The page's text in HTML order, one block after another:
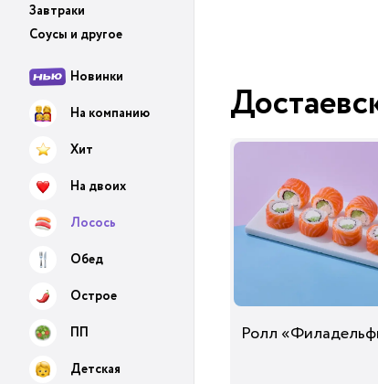
Завтраки
Соусы и другое
Новинки
На компанию
Хит
На двоих
Лосось
Обед
Острое
ПП
Детская
Ролл